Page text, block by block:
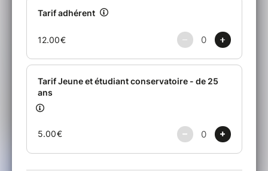
Elian Bernard : Basse électrique